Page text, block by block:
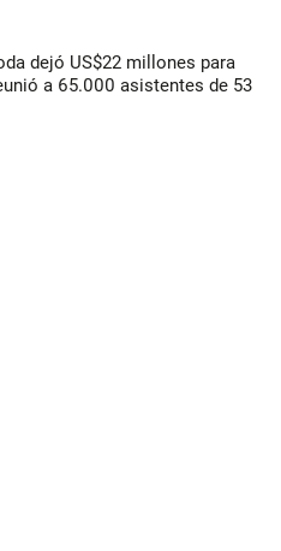
dejó US$22 millones para
a 65.000 asistentes de 53